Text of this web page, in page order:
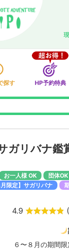
探す HP予約特典
ガリバナ
お一人様 OK 団体OK
月限定】サガリバナ
4.9 (
６〜８月の期間